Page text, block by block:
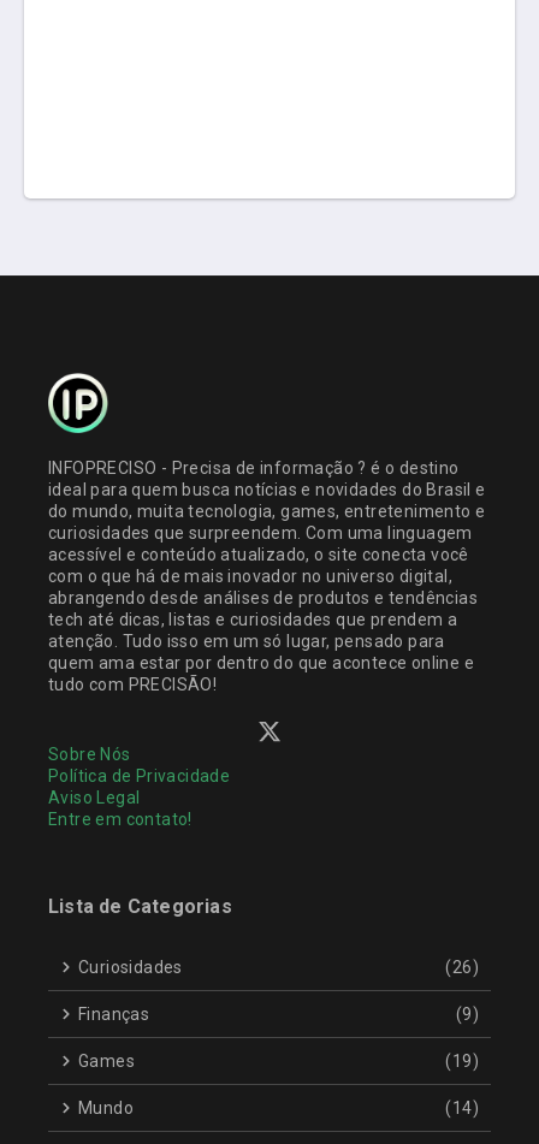
INFOPRECISO - Precisa de informação ? é o destino
ideal para quem busca notícias e novidades do Brasil e
do mundo, muita tecnologia, games, entretenimento e
curiosidades que surpreendem. Com uma linguagem
acessível e conteúdo atualizado, o site conecta você
com o que há de mais inovador no universo digital,
abrangendo desde análises de produtos e tendências
tech até dicas, listas e curiosidades que prendem a
atenção. Tudo isso em um só lugar, pensado para
quem ama estar por dentro do que acontece online e
tudo com PRECISÃO!
Sobre Nós
Política de Privacidade
Aviso Legal
Entre em contato!
Lista de Categorias
Curiosidades (26)
Finanças (9)
Games (19)
Mundo (14)